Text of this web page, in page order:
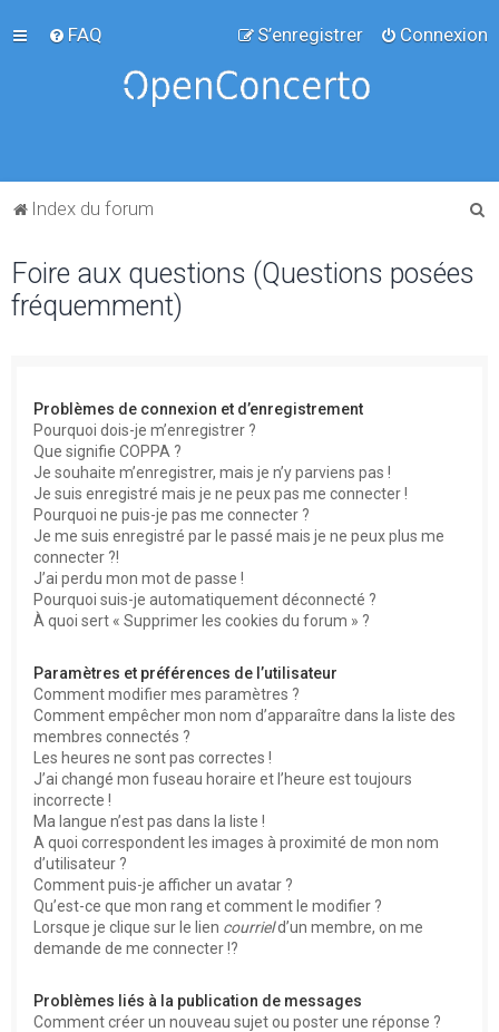
FAQ Connexion
S’enregistrer
Index du forum
Foire aux questions (Questions posées
fréquemment)
Problèmes de connexion et d’enregistrement
Pourquoi dois-je m’enregistrer ?
Que signifie COPPA ?
Je souhaite m’enregistrer, mais je n’y parviens pas !
Je suis enregistré mais je ne peux pas me connecter !
Pourquoi ne puis-je pas me connecter ?
Je me suis enregistré par le passé mais je ne peux plus me
connecter ?!
J’ai perdu mon mot de passe !
Pourquoi suis-je automatiquement déconnecté ?
À quoi sert « Supprimer les cookies du forum » ?
Paramètres et préférences de l’utilisateur
Comment modifier mes paramètres ?
Comment empêcher mon nom d’apparaître dans la liste des
membres connectés ?
Les heures ne sont pas correctes !
J’ai changé mon fuseau horaire et l’heure est toujours
incorrecte !
Ma langue n’est pas dans la liste !
A quoi correspondent les images à proximité de mon nom
d’utilisateur ?
Comment puis-je afficher un avatar ?
Qu’est-ce que mon rang et comment le modifier ?
Lorsque je clique sur le lien courrield’un membre, on me
demande de me connecter !?
Problèmes liés à la publication de messages
Comment créer un nouveau sujet ou poster une réponse ?